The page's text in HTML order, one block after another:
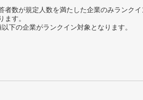
数が規定人数を満たした企業のみランク
す。
下の企業がランクイン対象となります。